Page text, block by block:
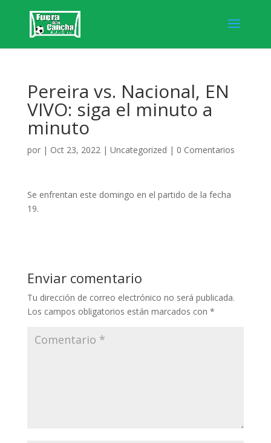
Pereira vs. Nacional, EN
VIVO: siga el minuto a
minuto
por | Oct 23, 2022| Uncategorized | 0 Comentarios
Se enfrentan este domingo en el partido de la fecha
19.
Enviar comentario
Tu dirección de correo electrónico no será publicada.
Los campos obligatorios están marcados con *